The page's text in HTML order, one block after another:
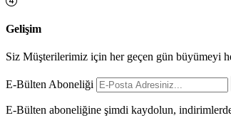
Gelişim
Siz Müşterilerimiz için her geçen gün büyümeyi
E-Bülten Aboneliği
E-Bülten aboneliğine şimdi kaydolun,